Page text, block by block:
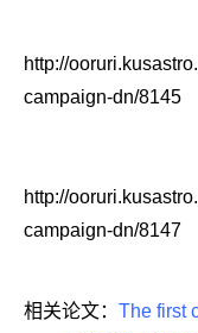
http://
campaign-dn/8145
http://
campaign-dn/8147
相关论文： The first